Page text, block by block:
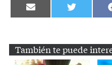
Compartir
en
Compartir
en
También te puede